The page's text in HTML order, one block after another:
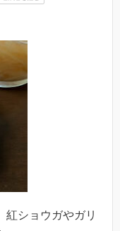
紅ショウガやガリ